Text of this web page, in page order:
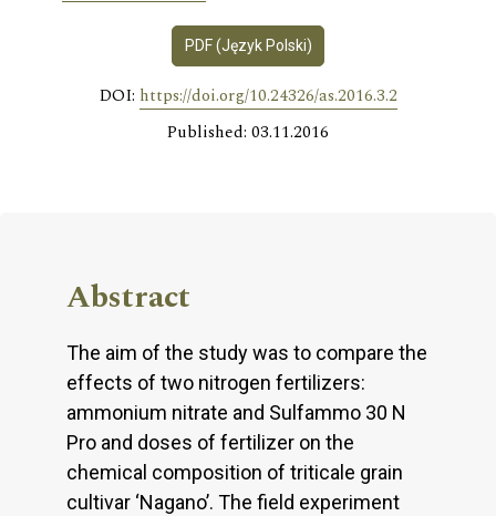
PDF (Język Polski)
DOI: https://doi.org/10.24326/as.2016.3.2
Published: 03.11.2016
Abstract
The aim of the study was to compare the
effects of two nitrogen fertilizers:
ammonium nitrate and Sulfammo 30 N
Pro and doses of fertilizer on the
chemical composition of triticale grain
cultivar ‘Nagano’. The field experiment